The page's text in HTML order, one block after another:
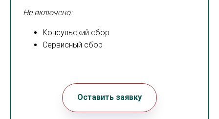
Не включено:
Консульский сбор
Сервисный сбор
Оставить заявку